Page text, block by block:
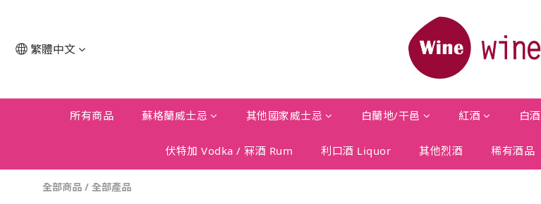
繁體中文
所有商品 蘇格蘭威士忌 其他國家威士忌 白蘭地/干邑 紅酒 白酒
伏特加 Vodka / 冧酒 Rum 利口酒 Liquor 其他烈酒 稀有酒品
全部商品 / 全部產品